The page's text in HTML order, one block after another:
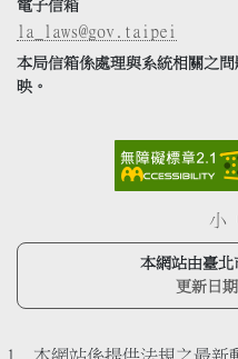
電子信箱
la_laws@gov.taipei
本局信箱係處理與系統相關之
映。
小
本網站由臺北
更新日期